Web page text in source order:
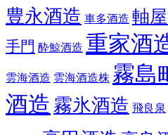
豊永酒造 車多酒造 軸
手門 酔鯨酒造 重家酒
雲海酒造 雲海酒造株 霧島
酒造 霧氷酒造 飛良泉